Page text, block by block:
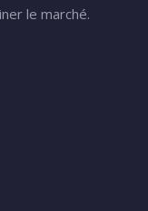
le marché.